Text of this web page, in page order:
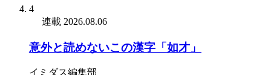
4
連載 2026.08.06
意外と読めないこの漢字「如才」
イミダス編集部